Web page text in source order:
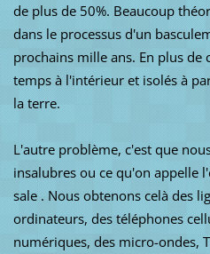
de plus de 50%. Beaucoup
dans le processus d'un
prochains mille ans. En plus de
temps à l'intérieur et isolés à
la terre.
L'autre problème, c'est que
insalubres ou ce qu'on appelle
sale . Nous obtenons celà des
ordinateurs, des téléphones
numériques, des micro-ondes,